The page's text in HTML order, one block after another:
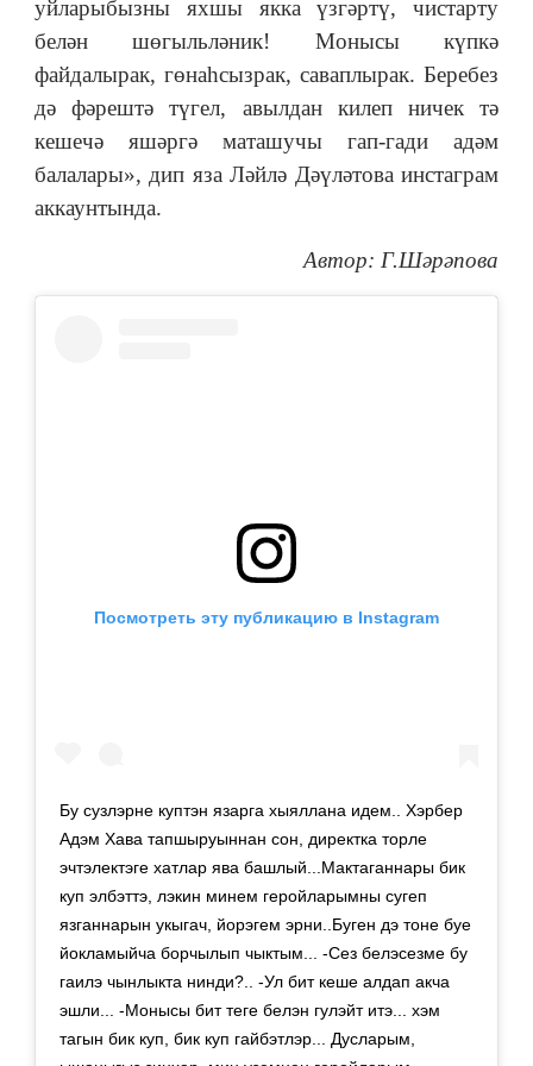
уйларыбызны яхшы якка үзгәртү, чистарту
белән шөгыльләник! Монысы күпкә
файдалырак, гөнаһсызрак, саваплырак. Беребез
дә фәрештә түгел, авылдан килеп ничек тә
кешечә яшәргә маташучы гап-гади адәм
балалары», дип яза Ләйлә Дәүләтова инстаграм
аккаунтында.
Автор: Г.Шәрәпова
Посмотреть эту публикацию в Instagram
Бу сузлэрне куптэн язарга хыяллана идем.. Хэрбер
Адэм Хава тапшыруыннан сон, директка торле
эчтэлектэге хатлар ява башлый...Мактаганнары бик
куп элбэттэ, лэкин минем геройларымны сугеп
язганнарын укыгач, йорэгем эрни..Буген дэ тоне буе
йокламыйча борчылып чыктым... -Сез белэсезме бу
гаилэ чынлыкта нинди?.. -Ул бит кеше алдап акча
эшли... -Монысы бит теге белэн гулэйт итэ... хэм
тагын бик куп, бик куп гайбэтлэр... Дусларым,